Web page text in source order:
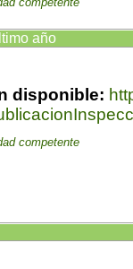
año
disponible:
competente